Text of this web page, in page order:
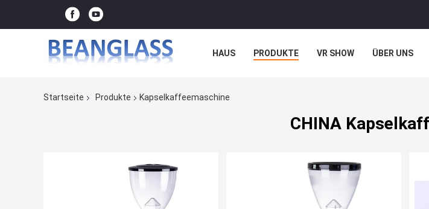
HAUS PRODUKTE VR SHOW ÜBER UNS
Startseite
Produkte Kapselkaffeemaschine
CHINA